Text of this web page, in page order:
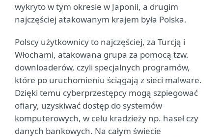
wykryto w tym okresie w Japonii, a drugim
najczęściej atakowanym krajem była Polska.
Polscy użytkownicy to najczęściej, za Turcją i
Włochami, atakowana grupa za pomocą tzw.
downloaderów, czyli specjalnych programów,
które po uruchomieniu ściągają z sieci malware.
Dzięki temu cyberprzestępcy mogą szpiegować
ofiary, uzyskiwać dostęp do systemów
komputerowych, w celu kradzieży np. haseł czy
danych bankowych. Na całym świecie